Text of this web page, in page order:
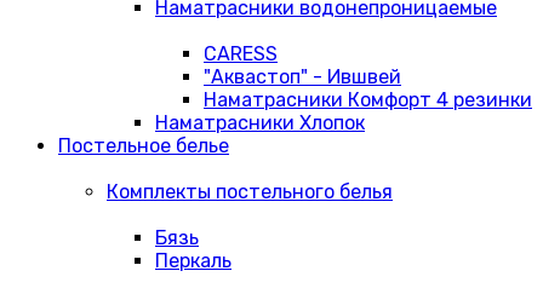
Наматрасники водонепроницаемые
CARESS
"Аквастоп" - Ившвей
Наматрасники Комфорт 4 резинки
Наматрасники Хлопок
Постельное белье
Комплекты постельного белья
Бязь
Перкаль